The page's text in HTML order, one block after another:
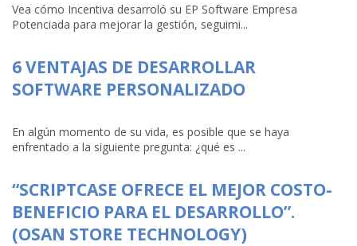
Vea cómo Incentiva desarroló su EP Software Empresa
Potenciada para mejorar la gestión, seguimi...
6 VENTAJAS DE DESARROLLAR
SOFTWARE PERSONALIZADO
En algún momento de su vida, es posible que se haya
enfrentado a la siguiente pregunta: ¿qué es ...
“SCRIPTCASE OFRECE EL MEJOR COSTO-
BENEFICIO PARA EL DESARROLLO”.
(OSAN STORE TECHNOLOGY)